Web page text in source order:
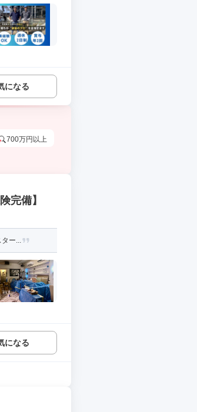
になる
700万円以上
完備】
ー...
になる